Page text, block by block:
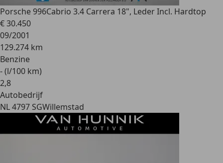
Porsche 996Cabrio 3.4 Carrera 18", Leder Incl. Hardtop
€ 30.450
09/2001
129.274 km
Benzine
- (l/100 km)
2,8
Autobedrijf
NL 4797 SGWillemstad